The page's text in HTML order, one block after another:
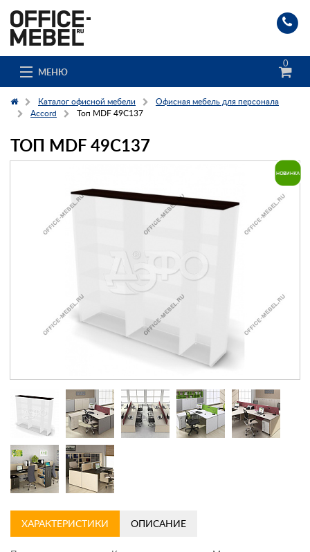
МЕНЮ
0
Каталог
Доставка и сборка
Гос. заказчикам
Заказ каталога
Контакты
Каталог офисной мебели
Офисная мебель для персонала
Accord
Топ MDF 49C137
ТОП MDF 49C137
ХАРАКТЕРИСТИКИ ОПИСАНИЕ